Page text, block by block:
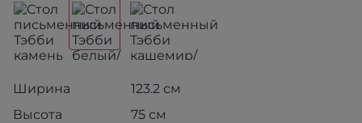
Ширина
123.2 см
Высота
75 см